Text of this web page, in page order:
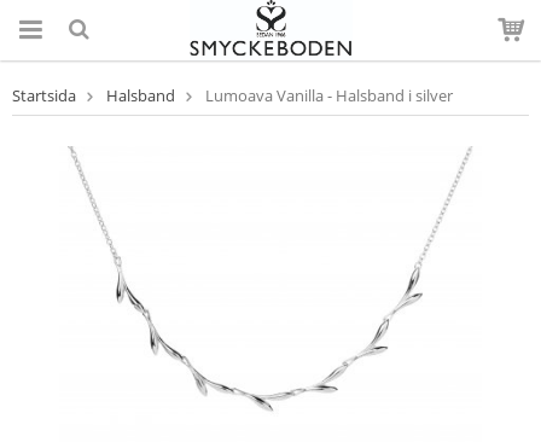
Startsida Halsband Lumoava Vanilla - Halsband i silver